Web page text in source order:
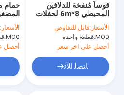
حمام
الأسعار:
MOQ:
أحصل
قوساً مُنفخة للدلافين
المحيطي 8*6m لحفلات
الحفلات الإعلانات
الخارجية
الأسعار:قابل للتفاوض
MOQ: قطعة واحدة
أحصل على آخر سعر
ﺎﺘﺼﻟ ﺍﻶﻧ